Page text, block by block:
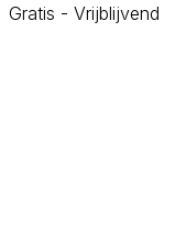
Gratis - Vrijblijvend